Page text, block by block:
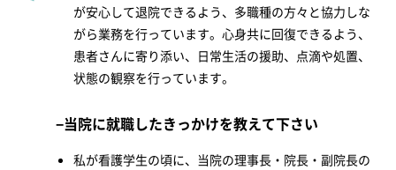
が安心して退院できるよう、多職種の方々と協力しな
がら業務を行っています。心身共に回復できるよう、
患者さんに寄り添い、日常生活の援助、点滴や処置、
状態の観察を行っています。
当院に就職したきっかけを教えて下さい
私が看護学生の頃に、当院の理事長・院長・副院長の